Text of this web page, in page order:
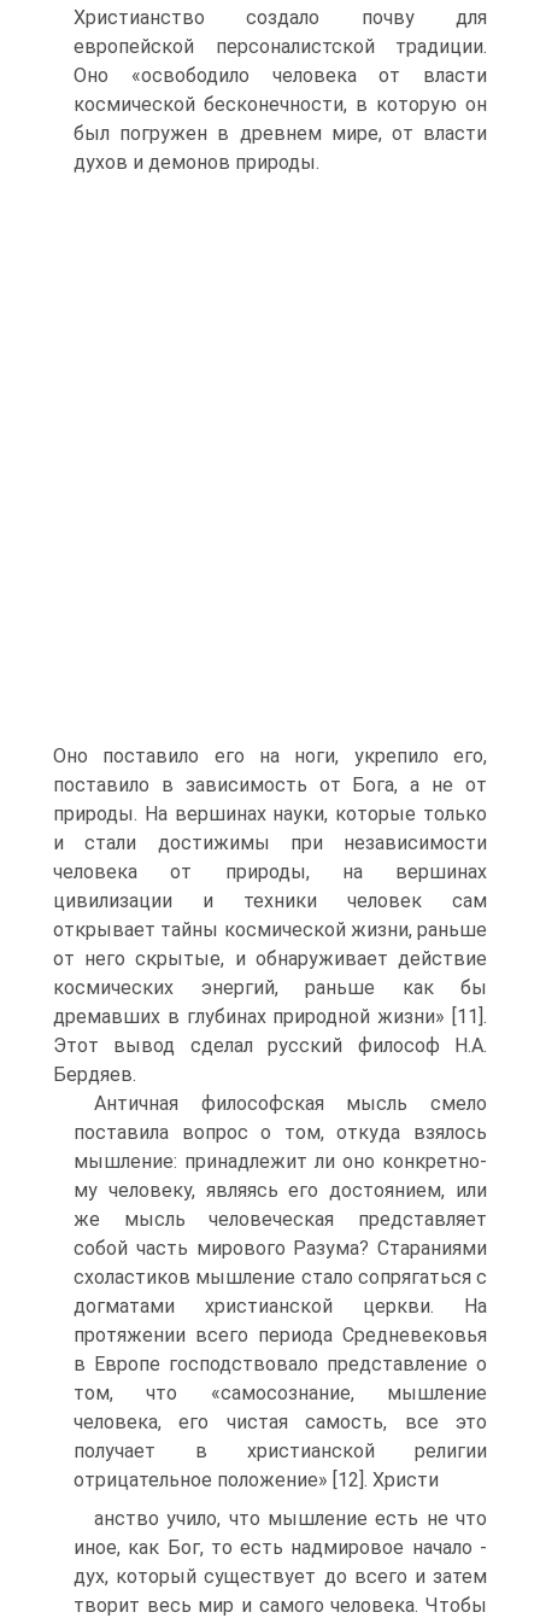
Христианство создало почву для
европейской персоналистской традиции.
Оно «освободило человека от вла­сти
космической бесконечности, в которую он
был погружен в древнем мире, от власти
духов и демонов природы.
Оно поста­вило его на ноги, укрепило его,
поставило в зависимость от Бо­га, а не от
природы. На вершинах науки, которые только
и ста­ли достижимы при независимости
человека от природы, на вер­шинах
цивилизации и техники человек сам
открывает тайны космической жизни, раньше
от него скрытые, и обнаруживает действие
космических энергий, раньше как бы
дремавших в глубинах природной жизни» [11].
Этот вывод сделал русский философ Н.А.
Бердяев.
Античная философская мысль смело
поставила вопрос о том, откуда взялось
мышление: принадлежит ли оно конкретно­
му человеку, являясь его достоянием, или
же мысль человече­ская представляет
собой часть мирового Разума? Стараниями
схоластиков мышление стало сопрягаться с
догматами христи­анской церкви. На
протяжении всего периода Средневековья
в Европе господствовало представление о
том, что «самосозна­ние, мышление
человека, его чистая самость, все это
получает в христианской религии
отрицательное положение» [12]. Христи­
анство учило, что мышление есть не что
иное, как Бог, то есть надмировое начало -
дух, который существует до всего и затем
творит весь мир и самого человека. Чтобы